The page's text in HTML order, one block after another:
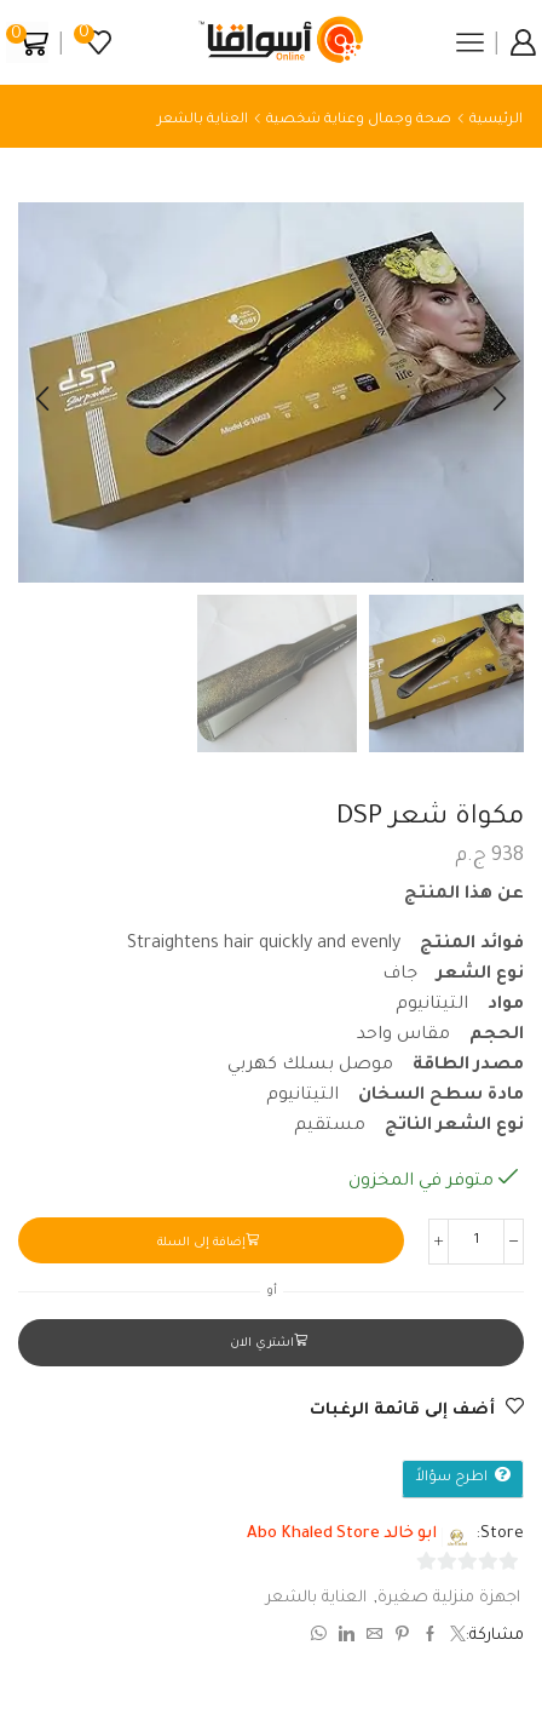
0
0
الرئيسية صحة وجمال وعناية شخصية العناية بالشعر
مكواة شعر DSP
938 ج.م
عن هذا المنتج
فوائد المنتج
نوع الشعر
جاف
مواد
التيتانيوم
الحجم مقاس واحد
مصدر الطاقة
موصل بسلك كهربي
مادة سطح السخان
التيتانيوم
نوع الشعر الناتج
مستقيم
متوفر في المخزون
إضافة إلى السلة
أو
اشتري الان
أضف إلى قائمة الرغبات
اطرح سؤالاً
Store: ابو خالد Abo Khaled Store
اجهزة منزلية صغيرة, العناية بالشعر
مشاركة: